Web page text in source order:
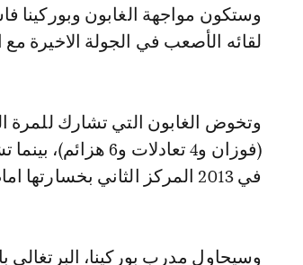
وستكون مواجهة الغابون
لقائه الأصعب في الجولة الاخيرة مع
وتخوض الغابون التي تشارك للمرة
(فوزان و4 تعادلات
في 2013 المركز الثاني بخسارتها امام نيجيريا صفر-1 في المباراة النهائية.
وسيحاول مدرب بوركينا،